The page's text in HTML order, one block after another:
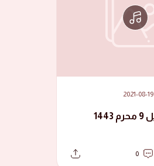
2021-08-19
موكب الزنجيل 9 محرم 1443
0